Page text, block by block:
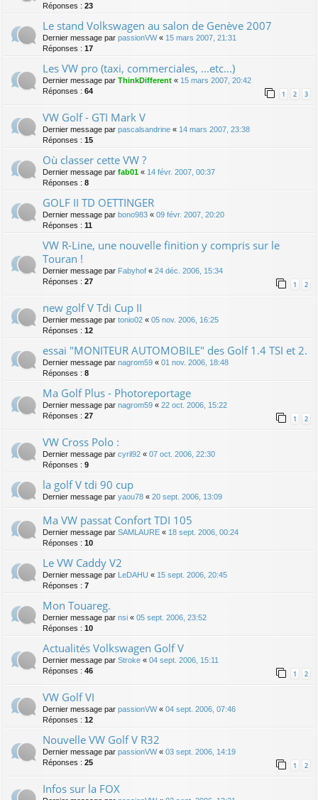
Réponses : 23
Le stand Volkswagen au salon de Genève 2007
Dernier message par passionVW« 15 mars 2007, 21:31
Réponses : 17
Les VW pro (taxi, commerciales, ...etc...)
Dernier message par ThinkDifferent « 15 mars 2007, 20:42
Réponses : 64 1 2 3
VW Golf - GTI Mark V
Dernier message par pascalsandrine « 14 mars 2007, 23:38
Réponses : 15
Où classer cette VW ?
Dernier message par fab01 « 14 févr. 2007, 00:37
Réponses : 8
GOLF II TD OETTINGER
Dernier message par bono983 « 09 févr. 2007, 20:20
Réponses : 11
VW R-Line, une nouvelle finition y compris sur le
Touran !
Dernier message par Fabyhof « 24 déc. 2006, 15:34
Réponses : 27 1 2
new golf V Tdi Cup II
Dernier message par tonio02 « 05 nov. 2006, 16:25
Réponses : 12
essai "MONITEUR AUTOMOBILE" des Golf 1.4 TSI et 2.
Dernier message par nagrom59 « 01 nov. 2006, 18:48
Réponses : 8
Ma Golf Plus - Photoreportage
Dernier message par nagrom59 « 22 oct. 2006, 15:22
Réponses : 27 1 2
VW Cross Polo :
Dernier message par cyril92 « 07 oct. 2006, 22:30
Réponses : 9
la golf V tdi 90 cup
Dernier message par yaou78 « 20 sept. 2006, 13:09
Ma VW passat Confort TDI 105
Dernier message par SAMLAURE « 18 sept. 2006, 00:24
Réponses : 10
Le VW Caddy V2
Dernier message par LeDAHU « 15 sept. 2006, 20:45
Réponses : 7
Mon Touareg.
Dernier message par nsi « 05 sept. 2006, 23:52
Réponses : 10
Actualités Volkswagen Golf V
Dernier message par Stroke « 04 sept. 2006, 15:11
Réponses : 46 1 2
VW Golf VI
Dernier message par passionVW« 04 sept. 2006, 07:46
Réponses : 12
Nouvelle VW Golf V R32
Dernier message par passionVW« 03 sept. 2006, 14:19
Réponses : 25 1 2
Infos sur la FOX